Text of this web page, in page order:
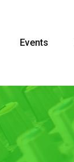
Events